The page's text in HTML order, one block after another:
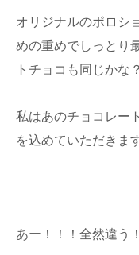
オリジナルのポロシ
めの重めでしっとり
トチョコも同じかな？
私はあのチョコレー
を込めていただきま
あー！！！全然違う